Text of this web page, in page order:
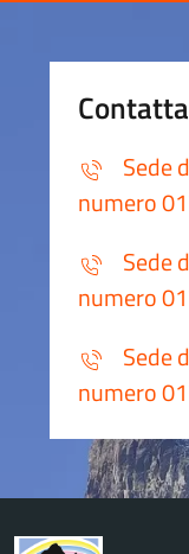
Sede
numero
Sede
numero
Sede
numero